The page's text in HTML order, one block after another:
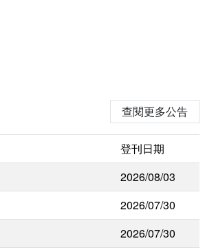
查閱更多公告
登刊日期
2026/08/03
2026/07/30
2026/07/30